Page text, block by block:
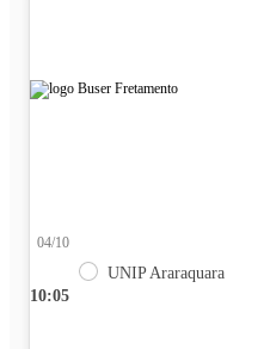
10:05
04/10
UNIP Araraquara